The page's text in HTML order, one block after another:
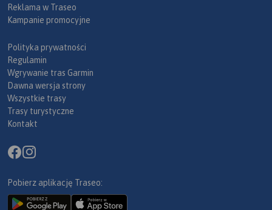
Reklama w Traseo
Kampanie promocyjne
Polityka prywatności
Regulamin
Wgrywanie tras Garmin
Dawna wersja strony
Wszystkie trasy
Trasy turystyczne
Kontakt
Pobierz aplikację Traseo: